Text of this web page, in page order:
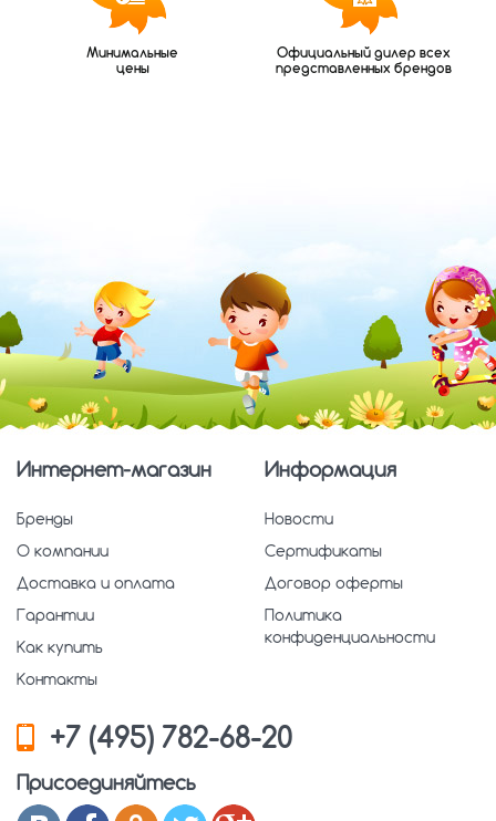
Минимальные
цены
Официальный дилер всех
представленных брендов
Интернет-магазин
Бренды
О компании
Доставка и оплата
Гарантии
Как купить
Контакты
Информация
Новости
Сертификаты
Договор оферты
Политика
конфиденциальности
+7 (495) 782-68-20
Присоединяйтесь